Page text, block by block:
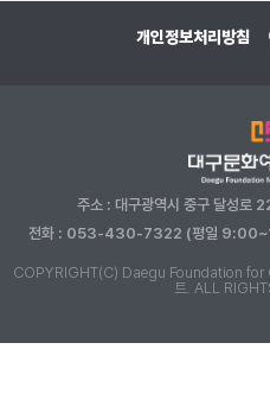
개인정보처리방침
주소 : 대구광역시 중구 달성로
전화 : 053-430-7322 (평일
COPYRIGHT(C) Daegu Foundation for
트. ALL